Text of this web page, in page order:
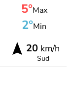
5°Max
2°Min
20 km/h
Sud